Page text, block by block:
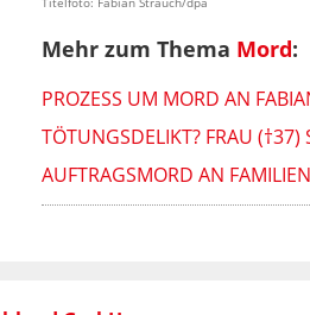
Mehr zum Thema Mord:
PROZESS UM MORD AN
TÖTUNGSDELIKT? FRAU
AUFTRAGSMORD AN